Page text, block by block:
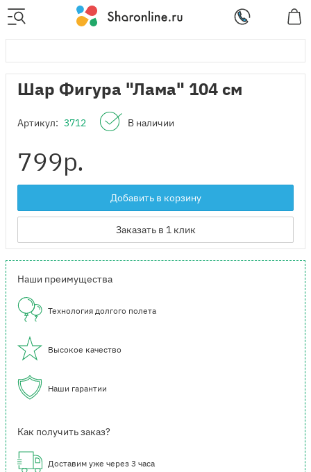
Шар Фигура "Лама" 104 см
Артикул: 3712 В наличии
799р.
Добавить в корзину
Заказать в 1 клик
Наши преимущества
Технология долгого полета
Высокое качество
Наши гарантии
Как получить заказ?
Доставим уже через 3 часа